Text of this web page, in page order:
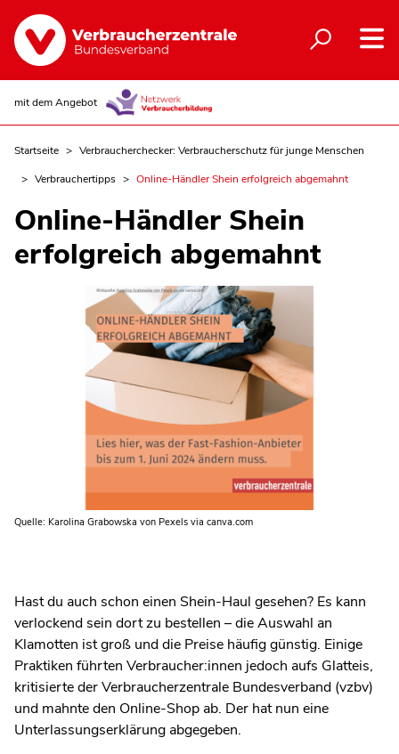
mit dem Angebot
Startseite
Verbraucherchecker: Verbraucherschutz für junge Menschen
Verbrauchertipps
Online-Händler Shein erfolgreich abgemahnt
Online-Händler Shein
erfolgreich abgemahnt
Quelle: Karolina Grabowska von Pexels via canva.com
Hast du auch schon einen Shein-Haul gesehen? Es kann
verlockend sein dort zu bestellen – die Auswahl an
Klamotten ist groß und die Preise häufig günstig. Einige
Praktiken führten Verbraucher:innen jedoch aufs Glatteis,
kritisierte der Verbraucherzentrale Bundesverband (vzbv)
und mahnte den Online-Shop ab. Der hat nun eine
Unterlassungserklärung abgegeben.